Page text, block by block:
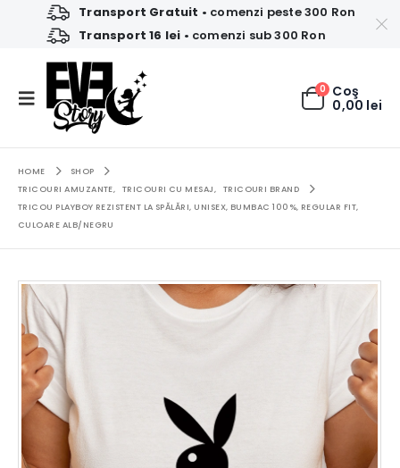
Transport Gratuit • comenzi peste 300 Ron
Transport 16 lei • comenzi sub 300 Ron
0 Coş
0,00 lei
HOME
SHOP
TRICOURI AMUZANTE, TRICOURI CU MESAJ,
TRICOURI BRAND
TRICOU PLAYBOY REZISTENT LA SPĂLĂRI, UNISEX, BUMBAC 100%, REGULAR FIT,
CULOARE ALB/NEGRU